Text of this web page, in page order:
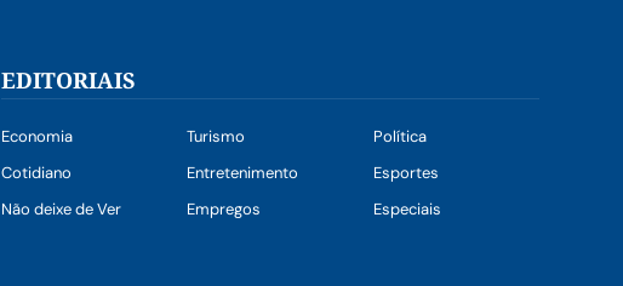
EDITORIAIS
Economia Turismo
Política
Cotidiano
Entretenimento
Esportes
Não deixe de Ver
Empregos Especiais